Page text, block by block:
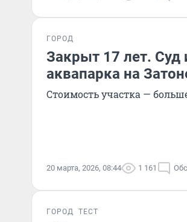
ГОРОД
Закрыт 17 лет. Суд
аквапарка на
Стоимость участка —
20 марта, 2026, 08:44 1 161
ГОРОД ТЕСТ